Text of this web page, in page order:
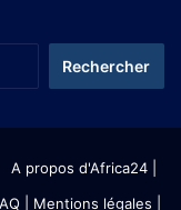
A propos d'Africa24|
| Mentions légales